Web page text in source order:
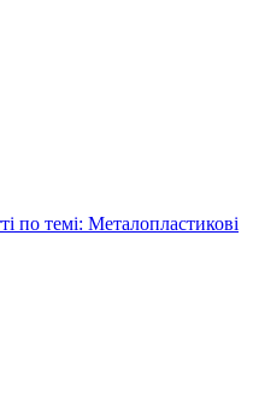
по темі: Металопластикові